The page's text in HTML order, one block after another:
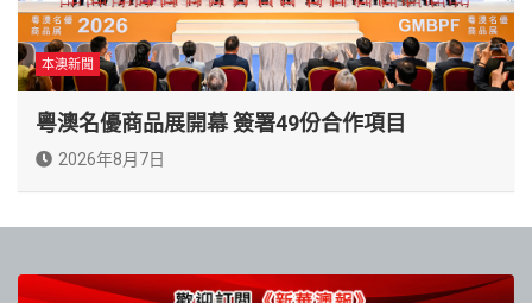
本澳新聞
粵澳名優商品展開幕 簽署49份合作項目
2026年8月7日